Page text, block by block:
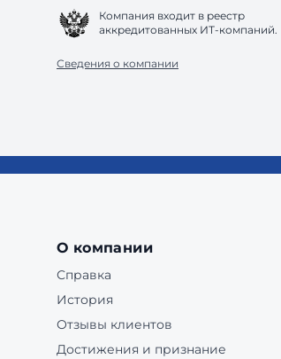
Компания входит в реестр
аккредитованных ИТ-компаний.
Сведения о компании
О компании
Справка
История
Отзывы клиентов
Достижения и признание